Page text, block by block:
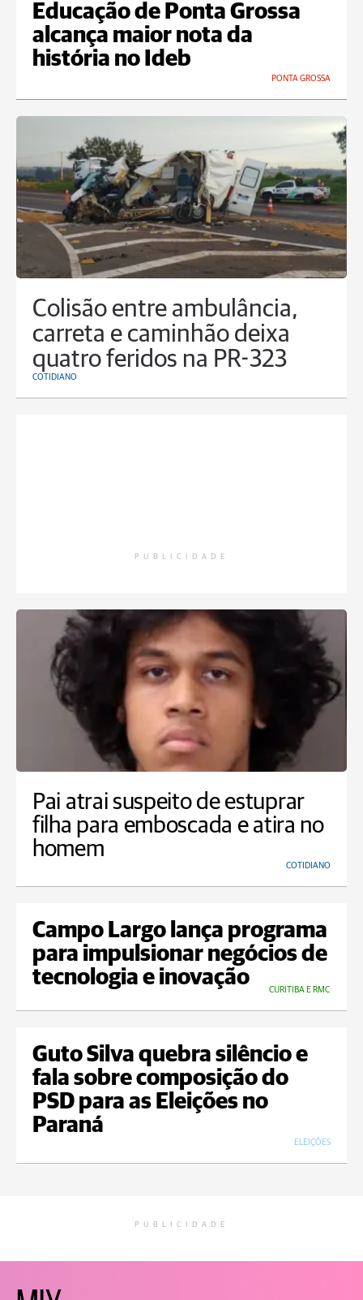
Educação de Ponta Grossa
alcança maior nota da
história no Ideb
PONTA GROSSA
Colisão entre ambulância,
carreta e caminhão deixa
quatro feridos na PR-323
COTIDIANO
PUBLICIDADE
Pai atrai suspeito de estuprar
filha para emboscada e atira no
homem
COTIDIANO
Campo Largo lança programa
para impulsionar negócios de
tecnologia e inovação
CURITIBA E RMC
Guto Silva quebra silêncio e
fala sobre composição do
PSD para as Eleições no
Paraná
ELEIÇÕES
PUBLICIDADE